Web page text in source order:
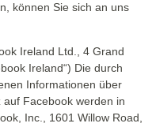
können Sie sich an uns
Ireland Ltd., 4 Grand
Ireland“) Die durch
Informationen über
Facebook werden in
Inc., 1601 Willow Road,